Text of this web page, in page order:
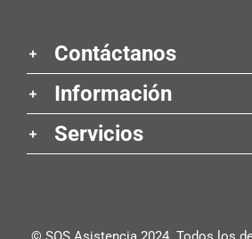
Contáctanos
Información
Servicios